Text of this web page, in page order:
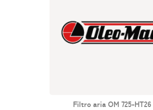
Filtro aria OM 725-HT26